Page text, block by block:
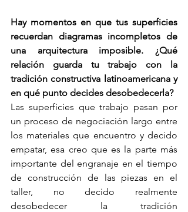
Hay momentos en que tus superficies
recuerdan diagramas incompletos de
una arquitectura imposible. ¿Qué
relación guarda tu trabajo con la
tradición constructiva latinoamericana y
en qué punto decides desobedecerla?
Las superficies que trabajo pasan por
un proceso de negociación largo entre
los materiales que encuentro y decido
empatar, esa creo que es la parte más
importante del engranaje en el tiempo
de construcción de las piezas en el
taller, no decido realmente
desobedecer la tradición